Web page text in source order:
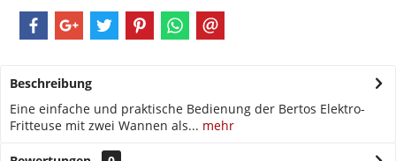
Beschreibung
Eine einfache und praktische Bedienung der Bertos Elektro-
Fritteuse mit zwei Wannen als... mehr